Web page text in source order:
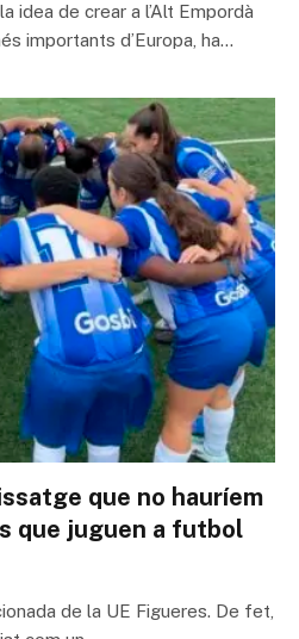
idea de crear a l’Alt Empordà
importants d’Europa, ha…
que no hauríem
que juguen a futbol
de la UE Figueres. De fet,